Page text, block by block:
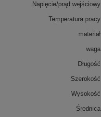
Napięcie/prąd wejściowy
Temperatura pracy
materiał
waga
Długość
Szerokość
Wysokość
Średnica